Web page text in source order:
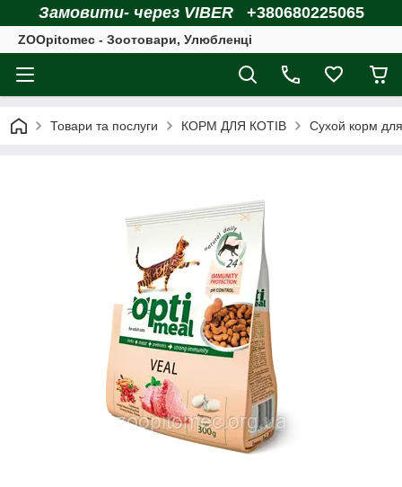
Замовити- через VIBER +380680225065
ZOOpitomec - Зоотовари, Улюбленці
Товари та послуги КОРМ ДЛЯ КОТІВ Сухой корм